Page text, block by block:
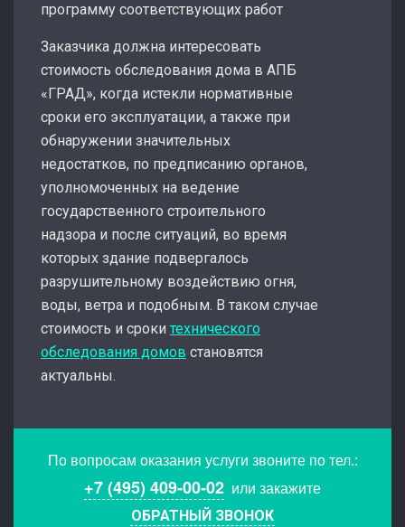
программу соответствующих работ
Заказчика должна интересовать
стоимость обследования дома в АПБ
«ГРАД», когда истекли нормативные
сроки его эксплуатации, а также при
обнаружении значительных
недостатков, по предписанию органов,
уполномоченных на ведение
государственного строительного
надзора и после ситуаций, во время
которых здание подвергалось
разрушительному воздействию огня,
воды, ветра и подобным. В таком случае
стоимость и сроки технического
обследования домов становятся
актуальны.
По вопросам оказания услуги звоните по тел.:
+7 (495) 409-00-02 или закажите
ОБРАТНЫЙ ЗВОНОК